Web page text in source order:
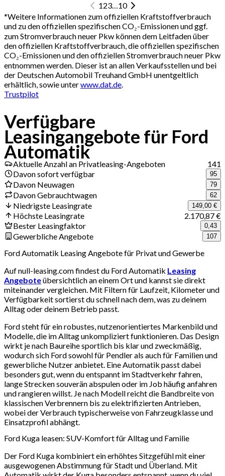
123…10
*Weitere Informationen zum offiziellen Kraftstoffverbrauch
und zu den offiziellen spezifischen CO₂-Emissionen und ggf.
zum Stromverbrauch neuer Pkw können dem Leitfaden über
den offiziellen Kraftstoffverbrauch, die offiziellen spezifischen
CO₂-Emissionen und den offiziellen Stromverbrauch neuer Pkw
entnommen werden. Dieser ist an allen Verkaufsstellen und bei
der Deutschen Automobil Treuhand GmbH unentgeltlich
erhältlich, sowie unterwww.dat.de
Trustpilot
Verfügbare
Leasingangebote für Ford
Automatik
Aktuelle Anzahl an Privatleasing-Angeboten
141
Davon sofort verfügbar
95
Davon Neuwagen 79
Davon Gebrauchtwagen 62
Niedrigste Leasingrate 149,00 €
Höchste Leasingrate
2.170,87 €
Bester Leasingfaktor
0,43
Gewerbliche Angebote 107
Ford Automatik Leasing Angebote für Privat und Gewerbe
Auf null-leasing.com findest du Ford Automatik Leasing
Angeboteübersichtlich an einem Ort und kannst sie direkt
miteinander vergleichen. Mit Filtern für Laufzeit, Kilometer und
Verfügbarkeit sortierst du schnell nach dem, was zu deinem
Alltag oder deinem Betrieb passt.
Ford steht für ein robustes, nutzenorientiertes Markenbild und
Modelle, die im Alltag unkompliziert funktionieren. Das Design
wirkt je nach Baureihe sportlich bis klar und zweckmäßig,
wodurch sich Ford sowohl für Pendler als auch für Familien und
gewerbliche Nutzer anbietet. Eine Automatik passt dabei
besonders gut, wenn du entspannt im Stadtverkehr fahren,
lange Strecken souverän abspulen oder im Job häufig anfahren
und rangieren willst. Je nach Modell reicht die Bandbreite von
klassischen Verbrennern bis zu elektrifizierten Antrieben,
wobei der Verbrauch typischerweise von Fahrzeugklasse und
Einsatzprofil abhängt.
Ford Kuga leasen: SUV-Komfort für Alltag und Familie
Der Ford Kuga kombiniert ein erhöhtes Sitzgefühl mit einer
ausgewogenen Abstimmung für Stadt und Überland. Mit